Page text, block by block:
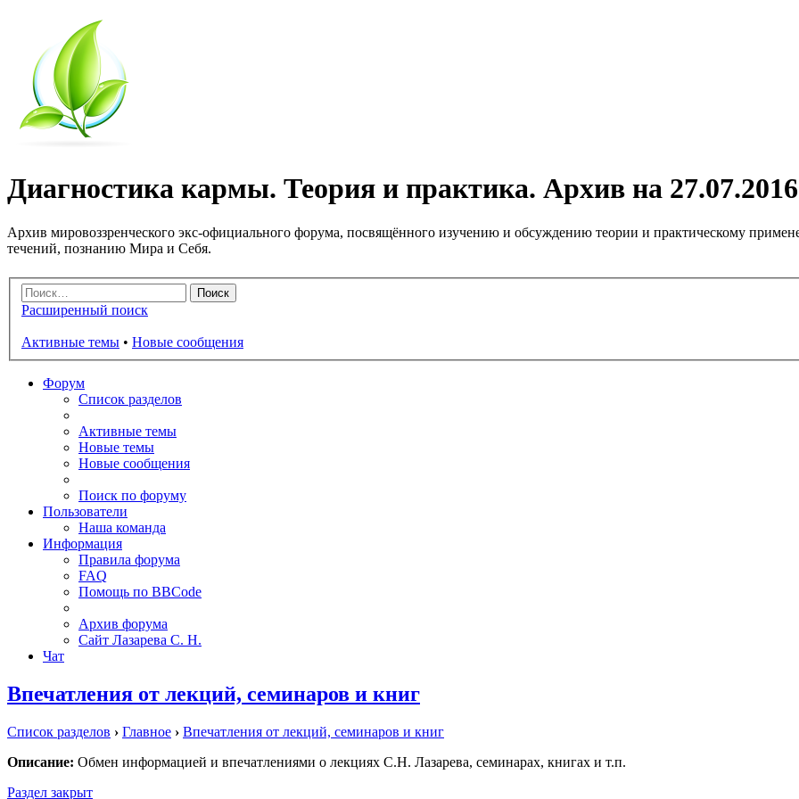
Диагностика кармы. Теория и практика. Архив на 27.07.2016
Архив мировоззренческого экс-официального форума, посвящённого изучению и обсуждению теории и практическому
течений, познанию Мира и Себя.
Расширенный поиск
Активные темы • Новые сообщения
Форум
Список разделов
Активные темы
Новые темы
Новые сообщения
Поиск по форуму
Пользователи
Наша команда
Информация
Правила форума
FAQ
Помощь по BBCode
Архив форума
Сайт Лазарева С. Н.
Чат
Впечатления от лекций, семинаров и книг
Список разделов › Главное › Впечатления от лекций, семинаров и книг
Описание: Обмен информацией и впечатлениями о лекциях С.Н. Лазарева, семинарах, книгах и т.п.
Раздел закрыт